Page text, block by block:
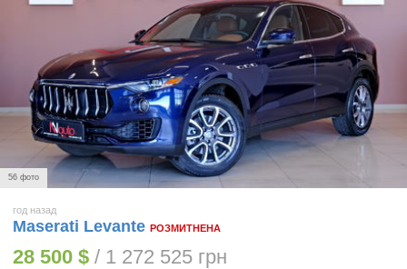
56 фото
год назад
Maserati Levante РОЗМИТНЕНА
28 500 $ / 1 272 525 грн